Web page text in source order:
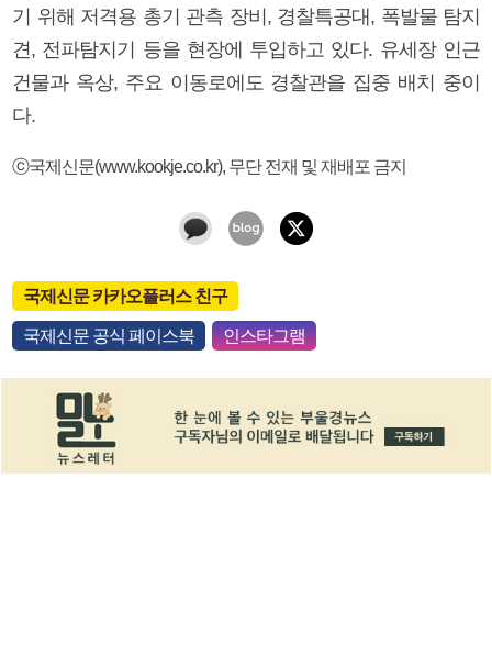
기 위해 저격용 총기 관측 장비, 경찰특공대, 폭발물 탐지
견, 전파탐지기 등을 현장에 투입하고 있다. 유세장 인근
건물과 옥상, 주요 이동로에도 경찰관을 집중 배치 중이
다.
ⓒ국제신문(www.kookje.co.kr), 무단 전재 및 재배포 금지
국제신문 카카오플러스 친구
국제신문 공식 페이스북 인스타그램